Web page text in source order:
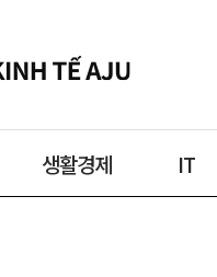
생활경제 IT